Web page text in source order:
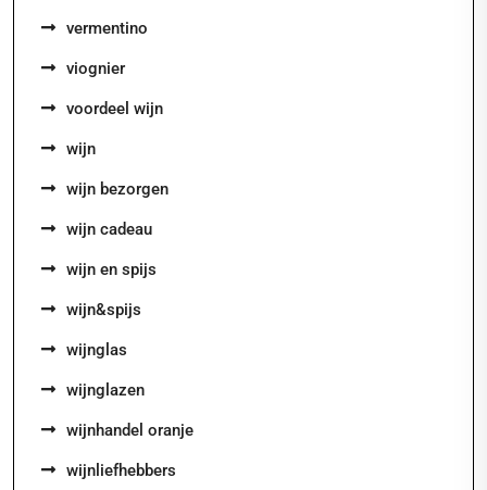
vermentino
viognier
voordeel wijn
wijn
wijn bezorgen
wijn cadeau
wijn en spijs
wijn&spijs
wijnglas
wijnglazen
wijnhandel oranje
wijnliefhebbers